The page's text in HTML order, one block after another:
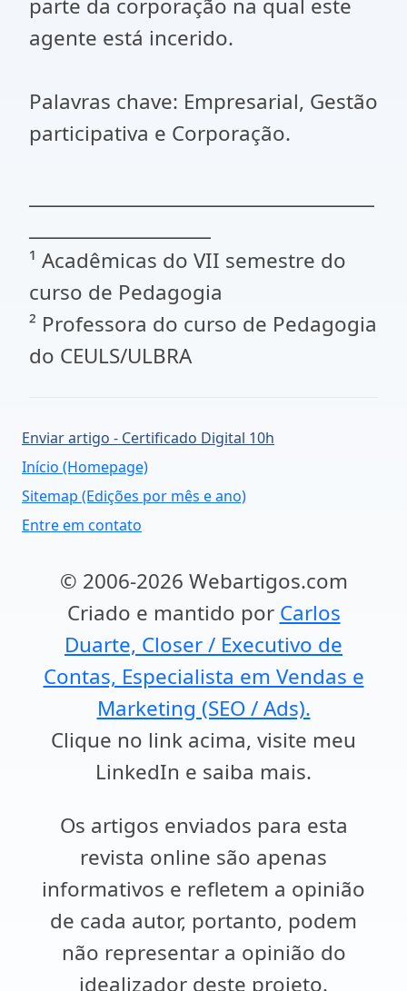
parte da corporação na qual este
agente está incerido.
Palavras chave: Empresarial, Gestão
participativa e Corporação.
¹ Acadêmicas do VII semestre do
curso de Pedagogia
² Professora do curso de Pedagogia
do CEULS/ULBRA
Enviar artigo - Certificado Digital 10h
Início (Homepage)
Sitemap (Edições por mês e ano)
Entre em contato
© 2006-2026 Webartigos.com
Criado e mantido por Carlos
Duarte, Closer / Executivo de
Contas, Especialista em Vendas e
Marketing (SEO / Ads).
Clique no link acima, visite meu
LinkedIn e saiba mais.
Os artigos enviados para esta
revista online são apenas
informativos e refletem a opinião
de cada autor, portanto, podem
não representar a opinião do
idealizador deste projeto.